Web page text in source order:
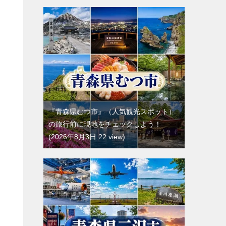
『青森県むつ市』（人気観光スポット）
の旅行前に現地をチェックしよう！
2026年8月3日 22 view